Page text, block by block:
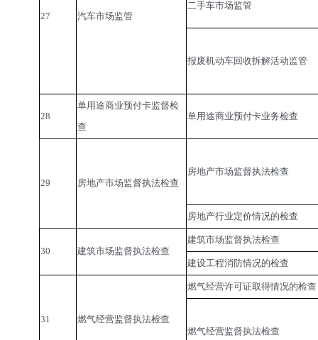
27 汽车市场监管
二手车市场监管
报废机动车回收拆解活动监管
28
单用途商业预付卡监督检
查
单用途商业预付卡业务检查
29 房地产市场监督执法检查
房地产市场监督执法检查
房地产行业定价情况的检查
30 建筑市场监督执法检查
建筑市场监督执法检查
建设工程消防情况的检查
31 燃气经营监督执法检查
燃气经营许可证取得情况的检查
燃气经营监督执法检查